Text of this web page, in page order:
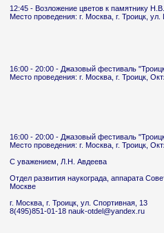
12:45 - Возложение цветов к памятнику
Место проведения: г. Москва, г. Троицк,
16:00 - 20:00 - Джазовый фестиваль
Место проведения: г. Москва, г. Троицк,
16:00 - 20:00 - Джазовый фестиваль
Место проведения: г. Москва, г. Троицк,
С уважением, Л.Н. Авдеева
Отдел развития наукограда, аппарата
Москве
г. Москва, г. Троицк, ул. Спортивная, 13
8(495)851-01-18 nauk-otdel@yandex.ru